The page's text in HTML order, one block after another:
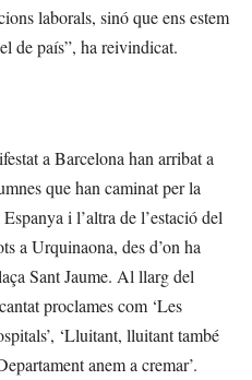
laborals, sinó que ens estem
de país”, ha reivindicat.
a Barcelona han arribat a
que han caminat per la
i l’altra de l’estació del
a Urquinaona, des d’on ha
Sant Jaume. Al llarg del
proclames com ‘Les
‘Lluitant, lluitant també
anem a cremar’.